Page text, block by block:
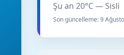
Şu an 20°C — Sisli
Son güncelleme:9